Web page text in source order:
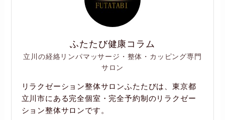
ふたたび健康コラム
立川の経絡リンパマッサージ・整体・カッピング専門
サロン
リラクゼーション整体サロンふたたびは、東京都
立川市にある完全個室・完全予約制のリラクゼー
ション整体サロンです。